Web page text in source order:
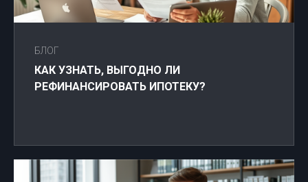
БЛОГ
КАК УЗНАТЬ, ВЫГОДНО ЛИ
РЕФИНАНСИРОВАТЬ ИПОТЕКУ?